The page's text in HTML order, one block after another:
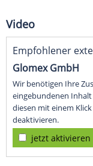
Video
Empfohlener
Glomex GmbH
Wir benötigen Ihre
eingebundenen Inhalt
diesen mit einem
deaktivieren.
jetzt aktivieren